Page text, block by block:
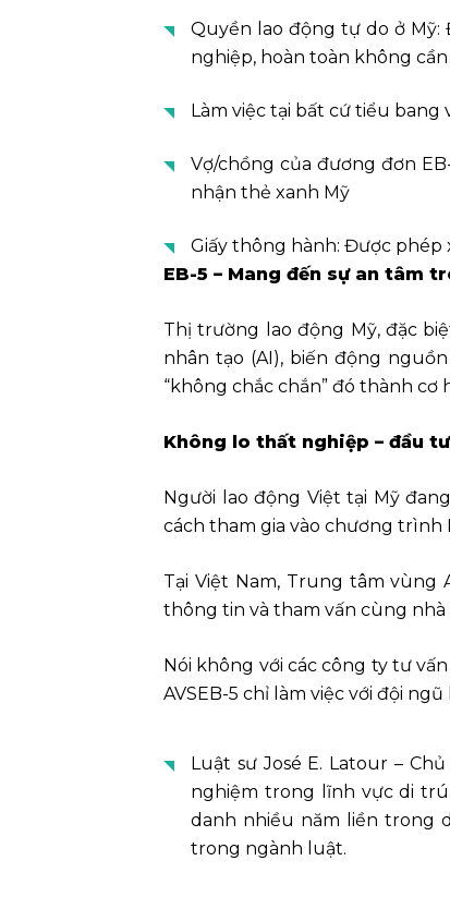
Quyền lao động tự do ở Mỹ:
nghiệp, hoàn toàn không
Làm việc tại bất cứ tiểu
Vợ/chồng của đương đơn
nhận thẻ xanh Mỹ
Giấy thông hành: Được
EB-5 – Mang đến sự an tâm
Thị trường lao động Mỹ, đặc
nhân tạo (AI), biến động
“không chắc chắn” đó thành cơ
Không lo thất nghiệp – đầu
Người lao động Việt tại Mỹ
cách tham gia vào chương trình
Tại Việt Nam, Trung tâm
thông tin và tham vấn cùng nhà
Nói không với các công ty tư
AVSEB-5 chỉ làm việc với đội
Luật sư José E. Latour –
nghiệm trong lĩnh vực di
danh nhiều năm liền trong
trong ngành luật.